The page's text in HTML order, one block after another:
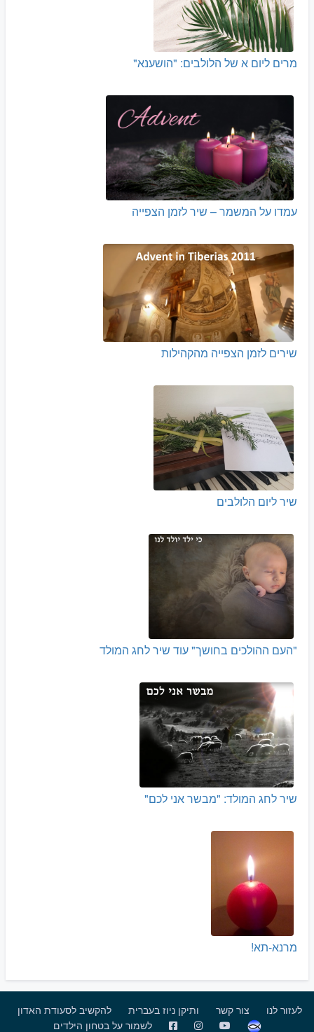
מרים ליום א של הלולבים: "הושענא"
עמדו על המשמר – שיר לזמן הצפייה
שירים לזמן הצפייה מהקהילות
שיר ליום הלולבים
"העם ההולכים בחושך" עוד שיר לחג המולד
שיר לחג המולד: "מבשר אני לכם"
מרנא-תא!
לעזור לנו צור קשר ותיקן ניוז בעברית
להקשיב לסעודת האדון
לשמור על בטחון הילדים